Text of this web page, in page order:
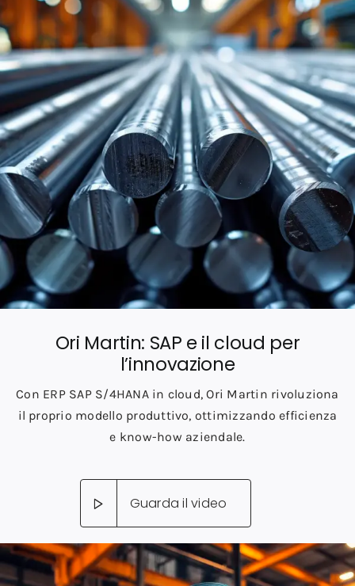
Ori Martin: SAP e il cloud per
l’innovazione
Con ERP SAP S/4HANA in cloud, Ori Martin rivoluziona
il proprio modello produttivo, ottimizzando efficienza
e know-how aziendale.
Guarda il video